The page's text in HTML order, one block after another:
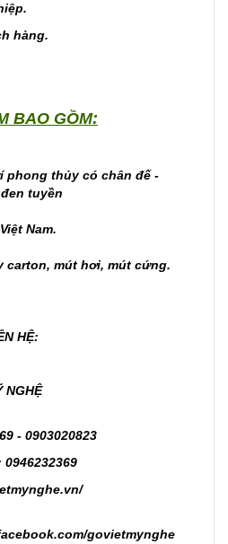
hàng.
BAO GỒM:
phong thủy có chân đế -
tuyền
Nam.
carton, mút hơi, mút cứng.
HỆ:
NGHỆ
- 0903020823
govietmynghe